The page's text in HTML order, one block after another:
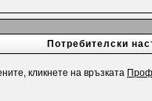
Потребителски
кликнете на връзката